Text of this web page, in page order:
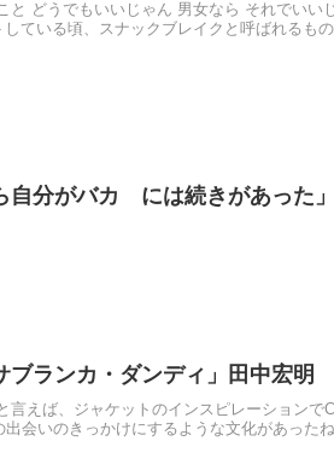
と どうでもいいじゃん 男女なら それでいい
ている頃、スナックブレイクと呼ばれるも
自分がバカ には続きがあった
ランカ・ダンディ」田中宏明
えば、ジャケットのインスピレーションで
会いのきっかけにするような文化があったね